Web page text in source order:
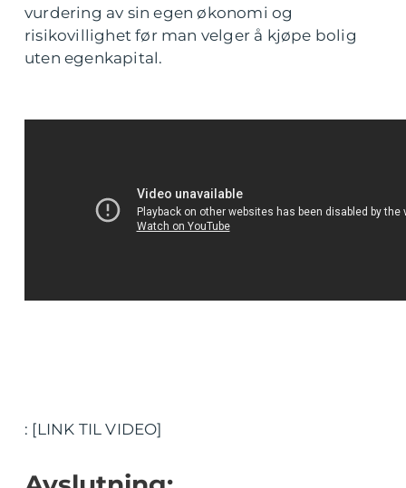
vurdering av sin egen økonomi og
risikovillighet før man velger å kjøpe bolig
uten egenkapital.
: [LINK TIL VIDEO]